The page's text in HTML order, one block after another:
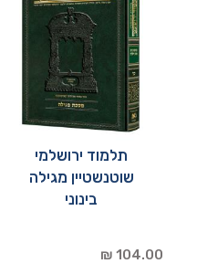
תלמוד ירושלמי
שוטנשטיין מגילה
בינוני
104.00 ₪